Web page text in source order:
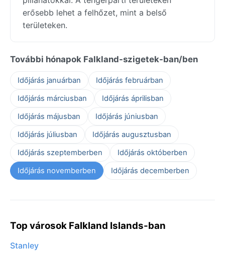
erősebb lehet a felhőzet, mint a belső
területeken.
További hónapok Falkland-szigetek-ban/ben
Időjárás januárban
Időjárás februárban
Időjárás márciusban
Időjárás áprilisban
Időjárás májusban
Időjárás júniusban
Időjárás júliusban
Időjárás augusztusban
Időjárás szeptemberben
Időjárás októberben
Időjárás novemberben
Időjárás decemberben
Top városok Falkland Islands-ban
Stanley